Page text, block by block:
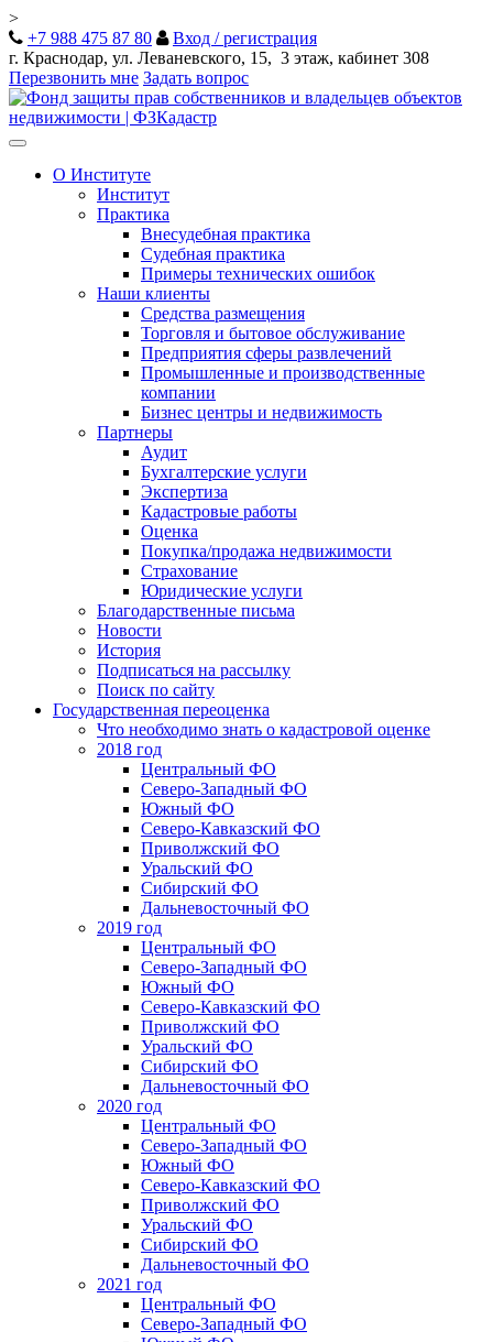
>
+7 988 475 87 80
Вход / регистрация
г. Краснодар, ул. Леваневского, 15, 3 этаж, кабинет 308
Перезвонить мне Задать вопрос
Toggle
navigationО Институте
Институт
Практика
Внесудебная практика
Судебная практика
Примеры технических ошибок
Наши клиенты
Средства размещения
Торговля и бытовое обслуживание
Предприятия сферы развлечений
Промышленные и производственные
компании
Бизнес центры и недвижимость
Партнеры
Аудит
Бухгалтерские услуги
Экспертиза
Кадастровые работы
Оценка
Покупка/продажа недвижимости
Страхование
Юридические услуги
Благодарственные письма
Новости
История
Подписаться на рассылку
Поиск по сайту
Государственная переоценка
Что необходимо знать о кадастровой оценке
2018 год
Центральный ФО
Северо-Западный ФО
Южный ФО
Северо-Кавказский ФО
Приволжский ФО
Уральский ФО
Сибирский ФО
Дальневосточный ФО
2019 год
Центральный ФО
Северо-Западный ФО
Южный ФО
Северо-Кавказский ФО
Приволжский ФО
Уральский ФО
Сибирский ФО
Дальневосточный ФО
2020 год
Центральный ФО
Северо-Западный ФО
Южный ФО
Северо-Кавказский ФО
Приволжский ФО
Уральский ФО
Сибирский ФО
Дальневосточный ФО
2021 год
Центральный ФО
Северо-Западный ФО